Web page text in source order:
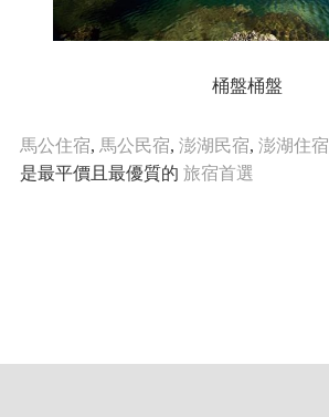
桶盤桶盤
馬公住宿, 馬公民宿, 澎湖民宿, 澎湖住宿
是最平價且最優質的 旅宿首選